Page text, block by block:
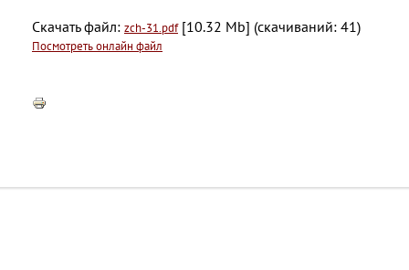
Скачать файл: zch-31.pdf[10.32 Mb] (cкачиваний: 41)
Посмотреть онлайн файл